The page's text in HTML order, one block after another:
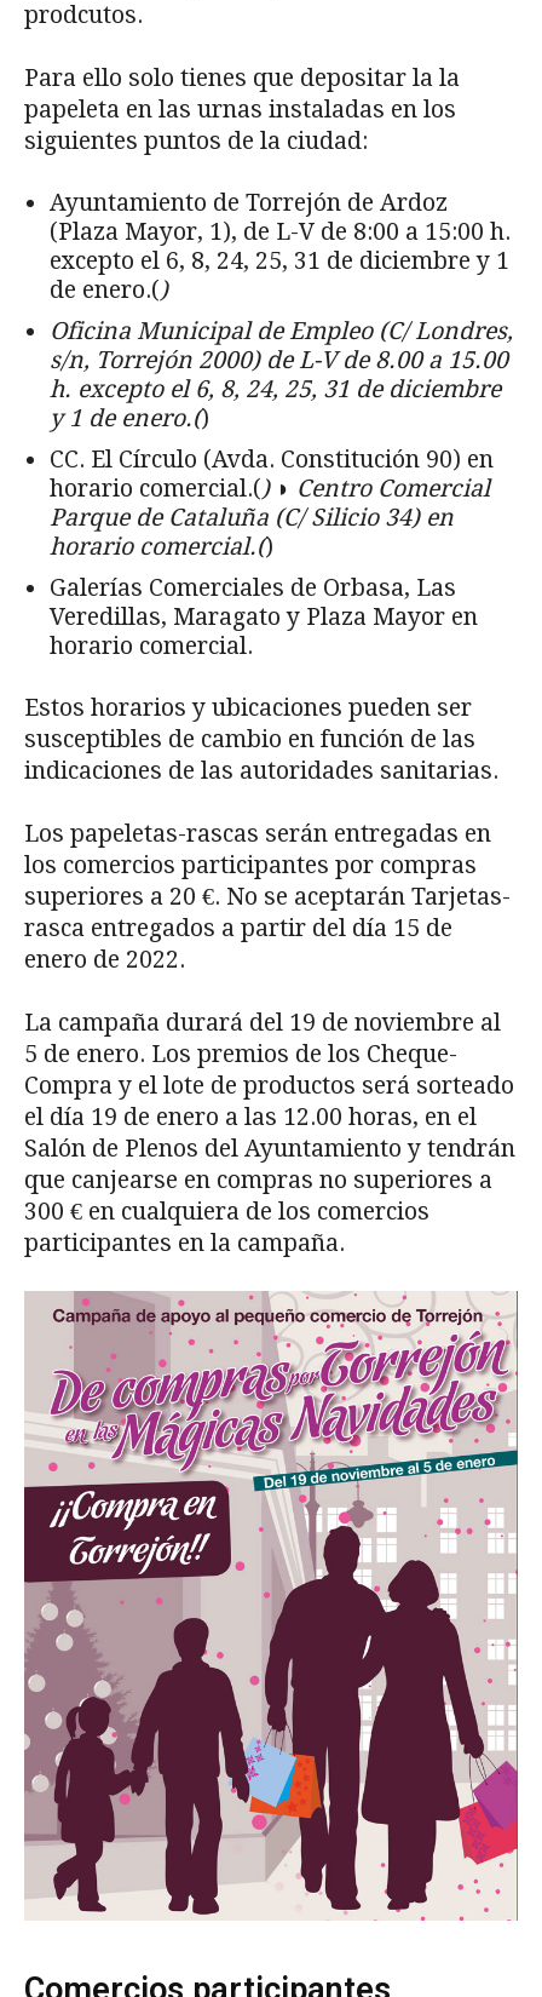
prodcutos.
Para ello solo tienes que depositar la la
papeleta en las urnas instaladas en los
siguientes puntos de la ciudad:
Ayuntamiento de Torrejón de Ardoz
(Plaza Mayor, 1), de L-V de 8:00 a 15:00 h.
excepto el 6, 8, 24, 25, 31 de diciembre y 1
de enero.()
Oficina Municipal de Empleo (C/ Londres,
s/n, Torrejón 2000) de L-V de 8.00 a 15.00
h. excepto el 6, 8, 24, 25, 31 de diciembre
y 1 de enero.()
CC. El Círculo (Avda. Constitución 90) en
horario comercial.() ◗ Centro Comercial
Parque de Cataluña (C/ Silicio 34) en
horario comercial.()
Galerías Comerciales de Orbasa, Las
Veredillas, Maragato y Plaza Mayor en
horario comercial.
Estos horarios y ubicaciones pueden ser
susceptibles de cambio en función de las
indicaciones de las autoridades sanitarias.
Los papeletas-rascas serán entregadas en
los comercios participantes por compras
superiores a 20 €. No se aceptarán Tarjetas-
rasca entregados a partir del día 15 de
enero de 2022.
La campaña durará del 19 de noviembre al
5 de enero. Los premios de los Cheque-
Compra y el lote de productos será sorteado
el día 19 de enero a las 12.00 horas, en el
Salón de Plenos del Ayuntamiento y tendrán
que canjearse en compras no superiores a
300 € en cualquiera de los comercios
participantes en la campaña.